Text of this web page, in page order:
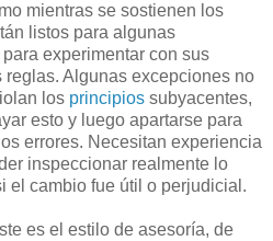
mientras se sostienen los
listos para algunas
experimentar con sus
Algunas excepciones no
los principios subyacentes,
esto y luego apartarse para
errores. Necesitan experiencia
inspeccionar realmente lo
el cambio fue útil o perjudicial.
es el estilo de asesoría, de